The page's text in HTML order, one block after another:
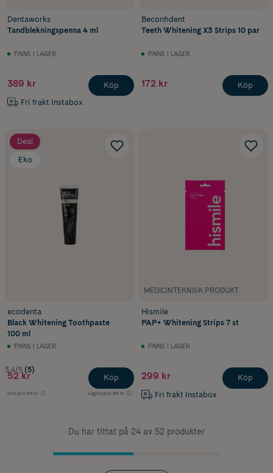
Dentaworks
Tandblekningspenna 4 ml
FINNS I LAGER
389 kr
Fri frakt Instabox
Köp
Beconfident
Teeth Whitening X3 Strips 10 par
FINNS I LAGER
172 kr Köp
Deal
Eko
ecodenta
Black Whitening Toothpaste
100 ml
FINNS I LAGER
3.4/5 (5)
52 kr
Ord.pris 69 kr Lägsta pris 68 kr
Köp
MEDICINTEKNISK PRODUKT
Hismile
PAP+ Whitening Strips 7 st
FINNS I LAGER
299 kr
Fri frakt Instabox
Köp
Du har tittat på 24 av 52 produkter